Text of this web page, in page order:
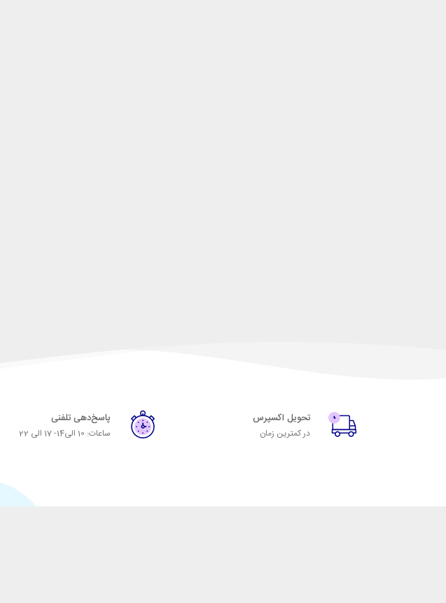
تحویل اکسپرس
در کمترین زمان
پاسخ‌دهی تلفنی
ساعات: 10 الی14- 17 الی 22